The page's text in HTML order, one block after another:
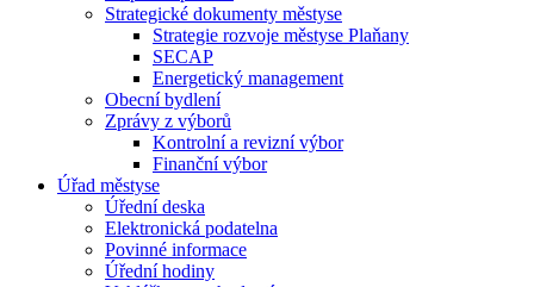
Strategické dokumenty městyse
Strategie rozvoje městyse Plaňany
SECAP
Energetický management
Obecní bydlení
Zprávy z výborů
Kontrolní a revizní výbor
Finanční výbor
Úřad městyse
Úřední deska
Elektronická podatelna
Povinné informace
Úřední hodiny